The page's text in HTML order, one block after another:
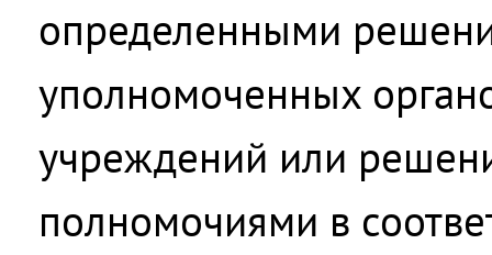
определенными
уполномоченных
учреждений или
полномочиями в